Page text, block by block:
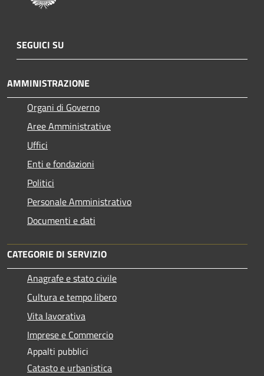
SEGUICI SU
AMMINISTRAZIONE
Organi di Governo
Aree Amministrative
Uffici
Enti e fondazioni
Politici
Personale Amministrativo
Documenti e dati
CATEGORIE DI SERVIZIO
Anagrafe e stato civile
Cultura e tempo libero
Vita lavorativa
Imprese e Commercio
Appalti pubblici
Catasto e urbanistica